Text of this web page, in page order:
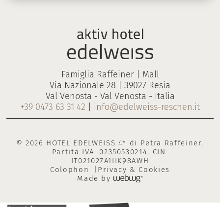
Famiglia Raffeiner | Mall
Via Nazionale 28 | 39027 Resia
Val Venosta - Val Venosta - Italia
+39 0473 63 31 42
info@edelweiss-reschen.it
© 2026 HOTEL EDELWEISS 4* di Petra Raffeiner,
Partita IVA: 02350530214, CIN:
IT021027A1IIK98AWH
Colophon
Privacy & Cookies
Made by